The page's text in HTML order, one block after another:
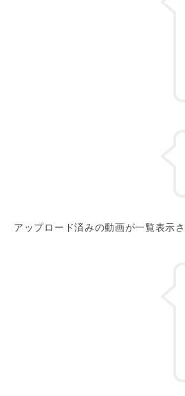
アップロード済みの動画が一覧表示さ